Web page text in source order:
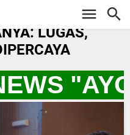
LUGAS,
"AYO